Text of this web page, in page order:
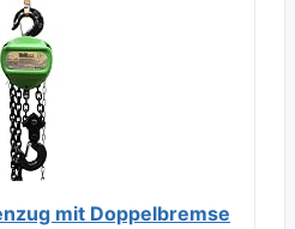
mit Doppelbremse